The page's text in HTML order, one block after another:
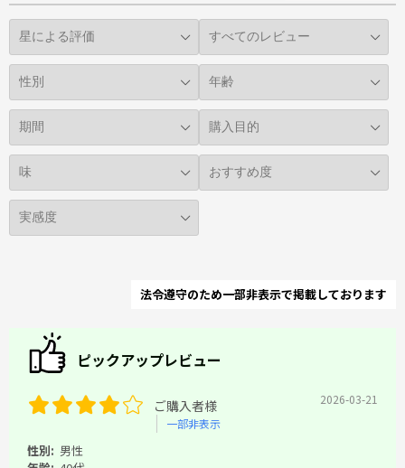
法令遵守のため一部非表示で掲載しております
ピックアップレビュー
ご購入者様
一部非表示
2026-03-21
性別: 男性